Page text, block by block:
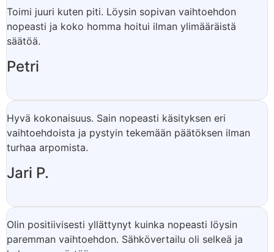
Toimi juuri kuten piti. Löysin sopivan vaihtoehdon
nopeasti ja koko homma hoitui ilman ylimääräistä
säätöä.
Petri
Hyvä kokonaisuus. Sain nopeasti käsityksen eri
vaihtoehdoista ja pystyin tekemään päätöksen ilman
turhaa arpomista.
Jari P.
Olin positiivisesti yllättynyt kuinka nopeasti löysin
paremman vaihtoehdon. Sähkövertailu oli selkeä ja